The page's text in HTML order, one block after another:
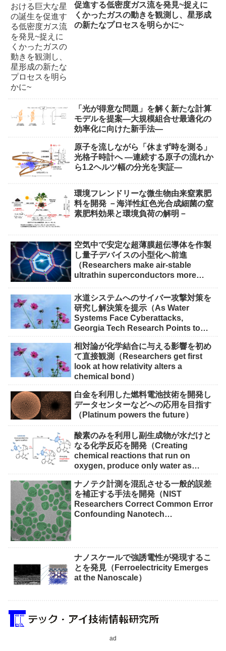
促進する低密度ガス流を発見~捉えに
くかったガスの動きを観測し、星形成
の新たなプロセスを明らかに~
「光が得意な問題」を解く新たな計算
モデルを提案―大規模組合せ最適化の
効率化に向けた新手法―
原子を流しながら「休まず時を測る」
光格子時計へ ―連続する原子の流れか
ら1.2ヘルツ幅の分光を実証―
環境フレンドリーな微生物由来窒素肥
料を開発 －海洋性紅色光合成細菌の窒
素肥料効果と環境負荷の解明－
空気中で安定な超薄膜超伝導体を作製
し量子デバイスの小型化へ前進
（Researchers make air-stable
ultrathin superconductors more
水道システムへのサイバー攻撃対策を
研究し解決策を提示（As Water
Systems Face Cyberattacks,
Georgia Tech Research Points to
相対論が化学結合に与える影響を初め
て直接観測（Researchers get first
look at how relativity alters a
chemical bond）
白金を利用した燃料電池技術を開発し
データセンターなどへの応用を目指す
（Platinum powers the future）
酸素のみを利用し副生成物が水だけと
なる化学反応を開発（Creating
chemical reactions that run on
oxygen, produce only water as
ナノテク計測を混乱させる一般的誤差
を補正する手法を開発（NIST
Researchers Correct Common Error
Confounding Nanotech
ナノスケールで強誘電性が発現するこ
とを発見（Ferroelectricity Emerges
at the Nanoscale）
ad